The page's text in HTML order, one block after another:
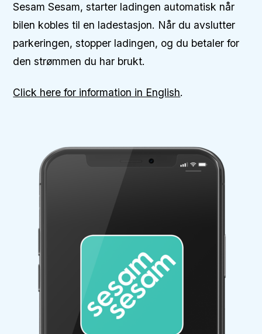
Sesam Sesam, starter ladingen automatisk når
bilen kobles til en ladestasjon. Når du avslutter
parkeringen, stopper ladingen, og du betaler for
den strømmen du har brukt.
Click here for information in English.